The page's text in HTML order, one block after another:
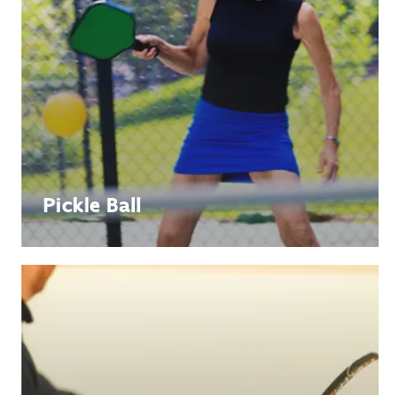
Pickle Ball